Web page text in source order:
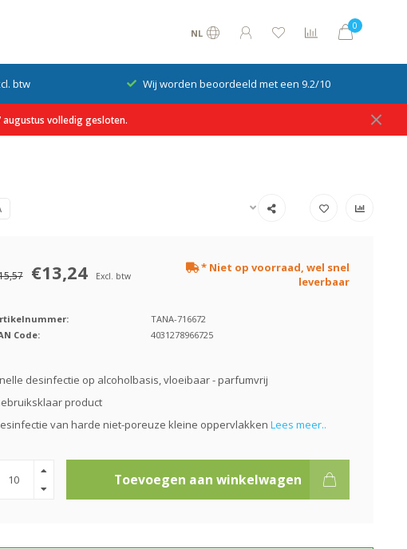
NL
0
btw Wij worden beoordeeld met een 9.2/10
volledig gesloten.
€13,24 Excl. btw
* Niet op voorraad, wel snel
leverbaar
TANA-716672
Code:
4031278966725
desinfectie op alcoholbasis, vloeibaar - parfumvrij
product
van harde niet-poreuze kleine oppervlakken Lees meer..
Toevoegen aan winkelwagen